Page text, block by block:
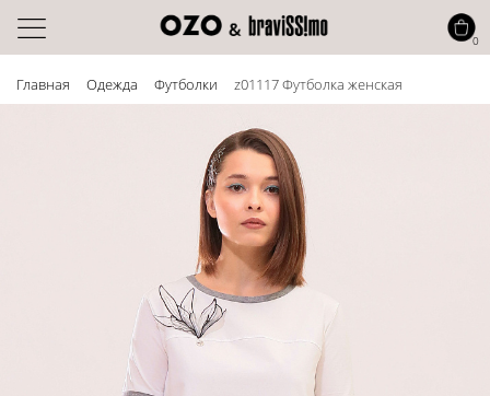
Главная Одежда Футболки z01117 Футболка женская
0